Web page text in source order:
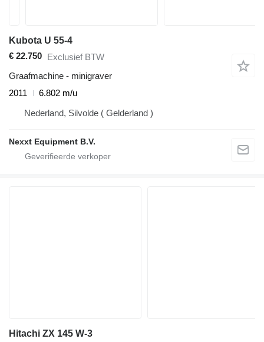
Kubota U 55-4
€ 22.750 Exclusief BTW
Graafmachine - minigraver
2011
6.802 m/u
Nederland, Silvolde ( Gelderland )
Nexxt Equipment B.V.
Hitachi ZX 145 W-3